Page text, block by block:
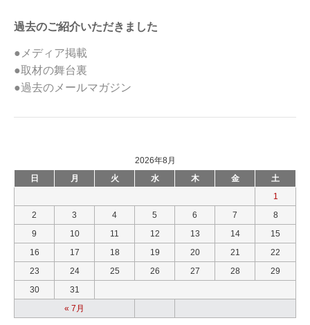
過去のご紹介いただきました
●メディア掲載
●取材の舞台裏
●過去のメールマガジン
2026年8月
日
月 火 水 木 金 土
« 7月
1
2
3 4 5 6 7
8
9
10 11 12 13 14
15
16
17 18 19 20 21
22
23
24 25 26 27 28
29
30
31